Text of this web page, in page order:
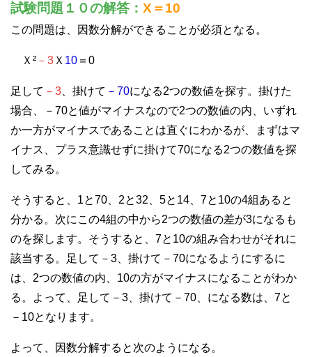
試験問題１０の解答： X＝10
この問題は、因数分解ができることが必須となる。
Ｘ² －3 Ｘ 10 ＝0
足して －3 、掛けて －70になる2つの数値を探す。掛けた
場合、－70と値がマイナスなので2つの数値の内、いずれ
か一方がマイナスであることは直ぐにわかるが、まずはマ
イナス、プラス意識せずに掛けて70になる2つの数値を探
してみる。
そうすると、1と70、2と32、5と14、7と10の4組あると
分かる。次にこの4組の中から2つの数値の差が3になるも
のを探します。そうすると、7と10の組み合わせがそれに
該当する。足して－3、掛けて－70になるようにするに
は、2つの数値の内、10の方がマイナスになることがわか
る。よって、足して－3、掛けて－70、になる数は、7と
－10となります。
よって、因数分解すると次のようになる。